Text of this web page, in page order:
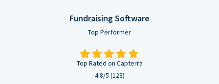
Fundraising Software
Top Performer
Top Rated on Capterra
4.8/5 (123)